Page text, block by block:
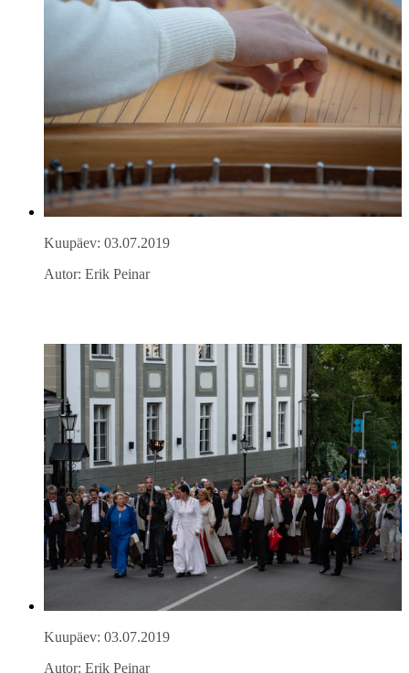
Kuupäev: 03.07.2019
Autor: Erik Peinar
Kuupäev: 03.07.2019
Autor: Erik Peinar